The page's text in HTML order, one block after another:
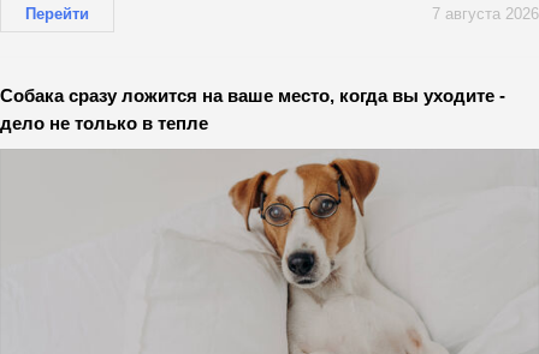
Перейти 7 августа 2026
Собака сразу ложится на ваше место, когда вы уходите -
дело не только в тепле